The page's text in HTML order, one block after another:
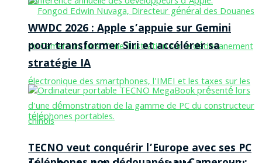
WWDC 2026 : Apple s’appuie sur Gemini
pour transformer Siri et accélérer sa
stratégie IA
TECNO veut conquérir l’Europe avec ses PC